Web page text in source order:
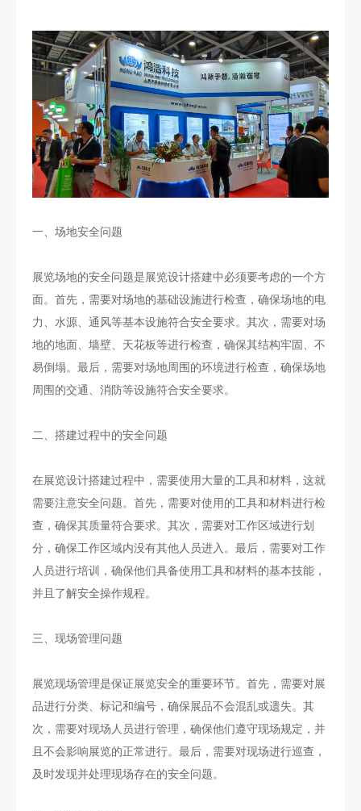
一、场地安全问题
展览场地的安全问题是展览设计搭建中必须要考虑的一个方
面。首先，需要对场地的基础设施进行检查，确保场地的电
力、水源、通风等基本设施符合安全要求。其次，需要对场
地的地面、墙壁、天花板等进行检查，确保其结构牢固、不
易倒塌。最后，需要对场地周围的环境进行检查，确保场地
周围的交通、消防等设施符合安全要求。
二、搭建过程中的安全问题
在展览设计搭建过程中，需要使用大量的工具和材料，这就
需要注意安全问题。首先，需要对使用的工具和材料进行检
查，确保其质量符合要求。其次，需要对工作区域进行划
分，确保工作区域内没有其他人员进入。最后，需要对工作
人员进行培训，确保他们具备使用工具和材料的基本技能，
并且了解安全操作规程。
三、现场管理问题
展览现场管理是保证展览安全的重要环节。首先，需要对展
品进行分类、标记和编号，确保展品不会混乱或遗失。其
次，需要对现场人员进行管理，确保他们遵守现场规定，并
且不会影响展览的正常进行。最后，需要对现场进行巡查，
及时发现并处理现场存在的安全问题。